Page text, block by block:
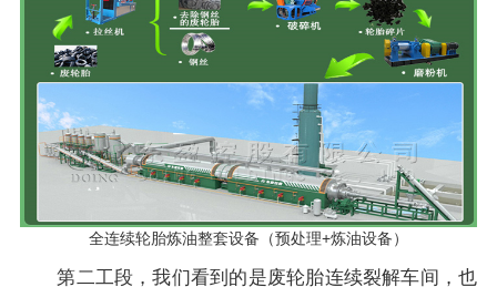
全连续轮胎炼油整套设备（预处理+炼油设备）
第二工段，我们看到的是废轮胎连续裂解车间，也